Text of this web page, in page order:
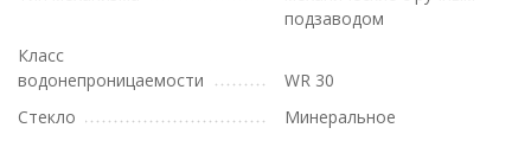
подзаводом
Класс
водонепроницаемости
WR 30
Стекло
Минеральное